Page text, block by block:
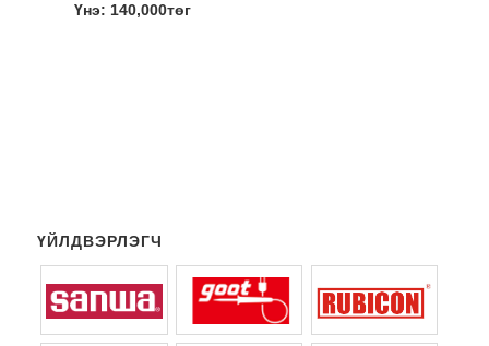
Үнэ: 140,000төг
ҮЙЛДВЭРЛЭГЧ